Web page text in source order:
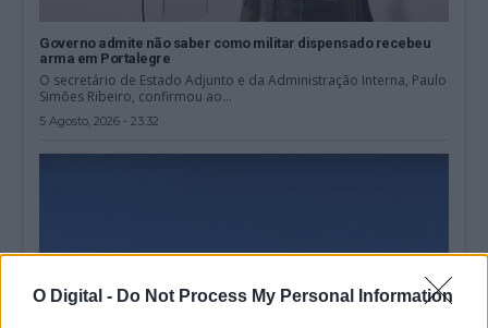
O Digital - Do Not Process My Personal Information
Governo admite não saber como militar dispensado recebeu
arma em Portalegre
O secretário de Estado Adjunto e da Administração Interna, Paulo
Simões Ribeiro, confirmou ao...
5 Agosto, 2026 - 23:32